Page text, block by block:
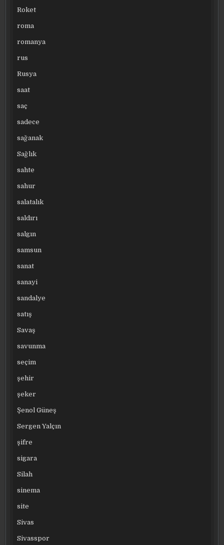
Roket
roma
romanya
rus
Rusya
saat
saç
sadece
sağanak
Sağlık
sahte
sahur
salatalık
saldırı
salgın
samsun
sanat
sanayi
sandalye
satış
Savaş
savunma
seçim
şehir
şeker
Şenol Güneş
Sergen Yalçın
şifre
sigara
Silah
sinema
site
Sivas
Sivasspor